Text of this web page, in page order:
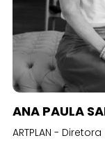
ANA PAULA
ARTPLAN -